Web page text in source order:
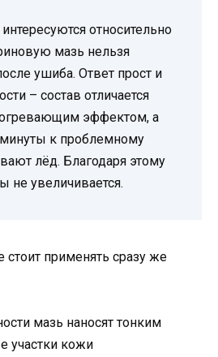
относительно
мазь нельзя
ушиба. Ответ прост и
– состав отличается
эффектом, а
к проблемному
лёд. Благодаря этому
не увеличивается.
стоит применять сразу же
мазь наносят тонким
участки кожи